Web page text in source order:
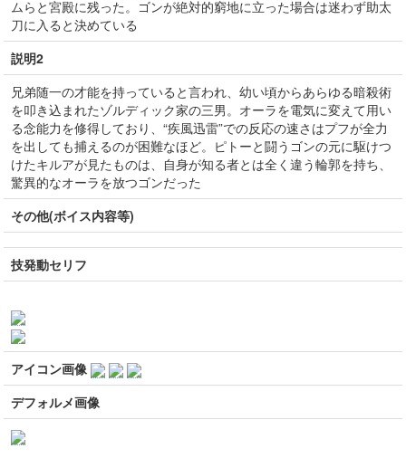
ムらと宮殿に残った。ゴンが絶対的窮地に立った場合は迷わず助太
刀に入ると決めている
説明2
兄弟随一の才能を持っていると言われ、幼い頃からあらゆる暗殺術
を叩き込まれたゾルディック家の三男。オーラを電気に変えて用い
る念能力を修得しており、“疾風迅雷”での反応の速さはプフが全力
を出しても捕えるのが困難なほど。ピトーと闘うゴンの元に駆けつ
けたキルアが見たものは、自身が知る者とは全く違う輪郭を持ち、
驚異的なオーラを放つゴンだった
その他(ボイス内容等)
技発動セリフ
アイコン画像
デフォルメ画像